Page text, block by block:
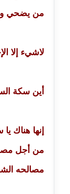
مدونة دينا
عاملة
مدونة دينا
من يضحي
لاشيء إلا
أين سكة
إنها هناك
من أجل
مصالحه